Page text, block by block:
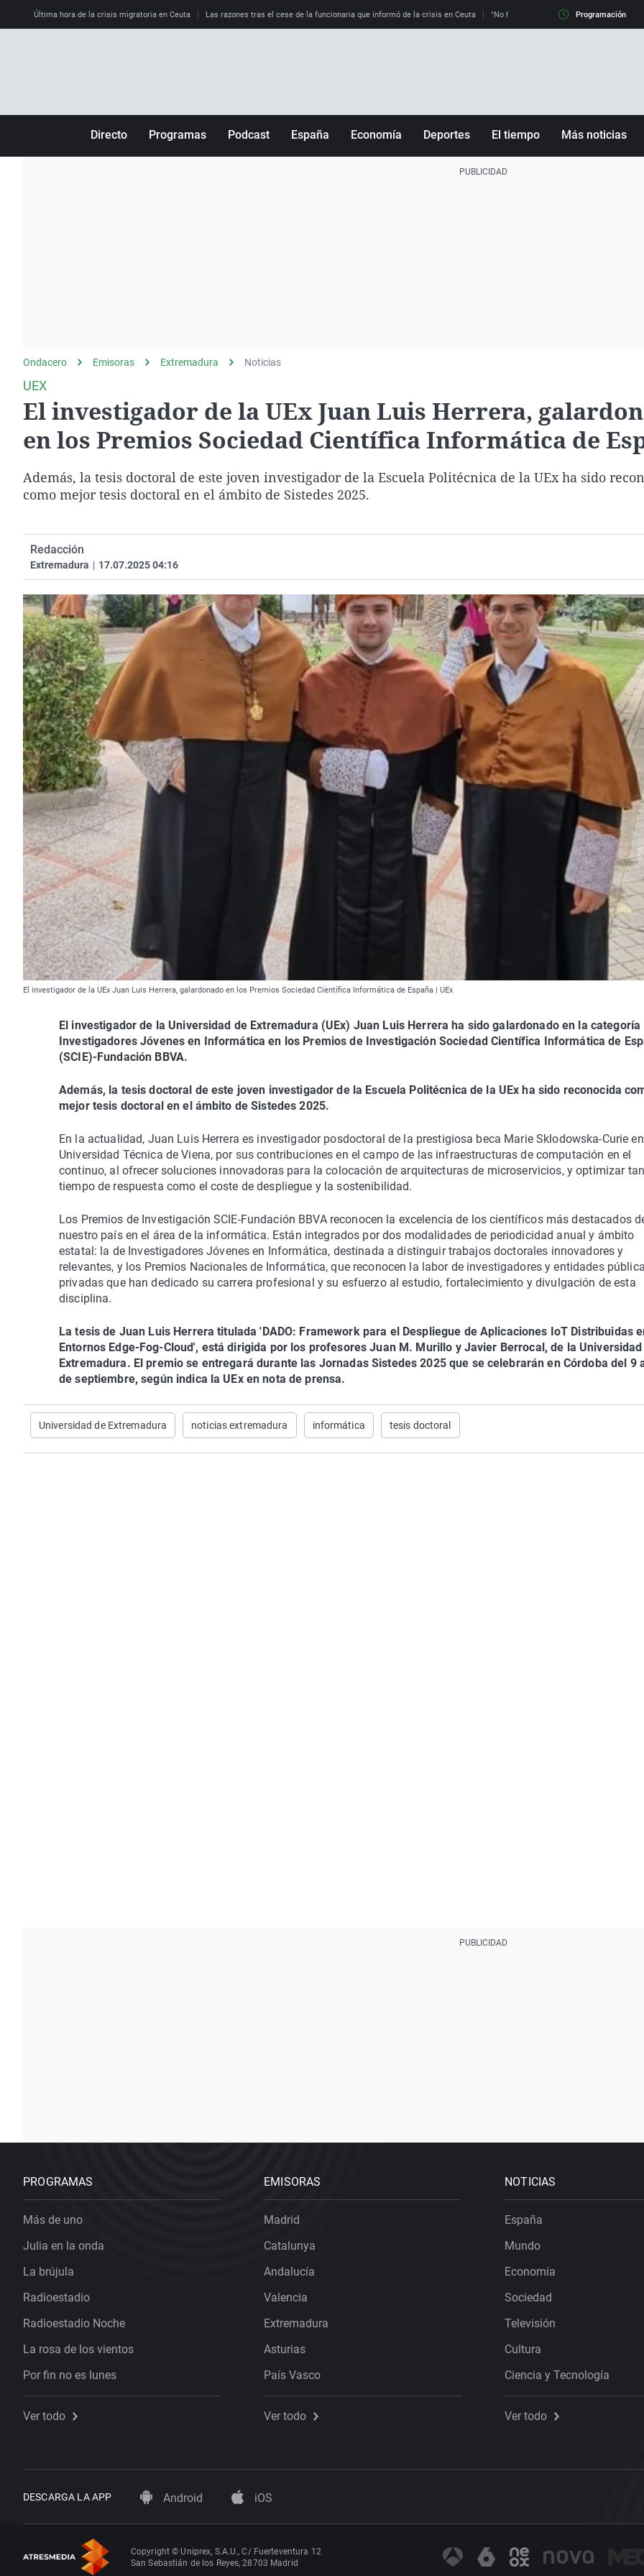
Última hora de la crisis migratoria en Ceuta Las razones tras el cese de la funcionaria que informó de la crisis en Ceuta "No hay mafias, que no nos engañen":
Programación
Directo Programas Podcast
Operación Viuda
Negra
España
Navarra
Economía Deportes El tiempo Más noticias
Ondacero Emisoras Extremadura Noticias
UEX
El investigador de la UEx Juan Luis Herrera,
en los Premios Sociedad Científica Informática de
Además, la tesis doctoral de este joven investigador de la Escuela Politécnica de la UEx ha sido
como mejor tesis doctoral en el ámbito de Sistedes 2025.
Redacción
Extremadura | 17.07.2025 04:16
El investigador de la UEx Juan Luis Herrera, galardonado en los Premios Sociedad Científica Informática de España | UEx
El investigador de la Universidad de Extremadura (UEx) Juan Luis Herrera ha sido galardonado en la categoría
Investigadores Jóvenes en Informática en los Premios de Investigación Sociedad Científica Informática de
(SCIE)-Fundación BBVA.
Además, la tesis doctoral de este joven investigador de la Escuela Politécnica de la UEx ha sido reconocida
mejor tesis doctoral en el ámbito de Sistedes 2025.
En la actualidad, Juan Luis Herrera es investigador posdoctoral de la prestigiosa beca Marie Sklodowska-Curie
Universidad Técnica de Viena, por sus contribuciones en el campo de las infraestructuras de computación en el
continuo, al ofrecer soluciones innovadoras para la colocación de arquitecturas de microservicios, y optimizar
tiempo de respuesta como el coste de despliegue y la sostenibilidad.
Los Premios de Investigación SCIE-Fundación BBVA reconocen la excelencia de los científicos más destacados
nuestro país en el área de la informática. Están integrados por dos modalidades de periodicidad anual y ámbito
estatal: la de Investigadores Jóvenes en Informática, destinada a distinguir trabajos doctorales innovadores y
relevantes, y los Premios Nacionales de Informática, que reconocen la labor de investigadores y entidades
privadas que han dedicado su carrera profesional y su esfuerzo al estudio, fortalecimiento y divulgación de esta
disciplina.
La tesis de Juan Luis Herrera titulada 'DADO: Framework para el Despliegue de Aplicaciones IoT Distribuidas
Entornos Edge-Fog-Cloud', está dirigida por los profesores Juan M. Murillo y Javier Berrocal, de la
Extremadura. El premio se entregará durante las Jornadas Sistedes 2025 que se celebrarán en Córdoba del 9
de septiembre, según indica la UEx en nota de prensa.
Universidad de Extremadura noticias extremadura informática tesis doctoral
PROGRAMAS
Más de uno
Julia en la onda
La brújula
Radioestadio
Radioestadio Noche
La rosa de los vientos
Por fin no es lunes
Ver todo
EMISORAS
Madrid
Catalunya
Andalucía
Valencia
Extremadura
Asturias
País Vasco
Ver todo
NOTICIAS
España
Mundo
Economía
Sociedad
Televisión
Cultura
Ciencia y Tecnología
Ver todo
DESCARGA LA APP Android iOS
Copyright © Uniprex, S.A.U., C/ Fuerteventura 12
San Sebastián de los Reyes, 28703 Madrid